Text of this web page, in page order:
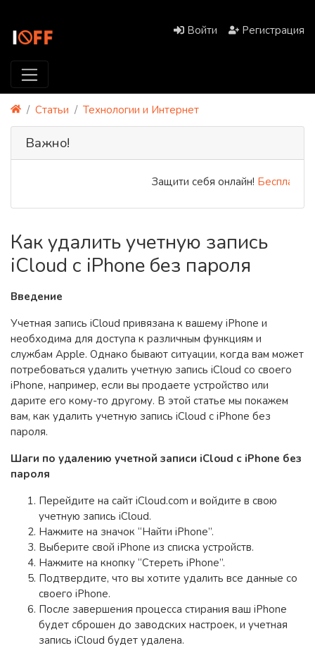
Войти Регистрация
Статьи Технологии и Интернет
Важно!
Защити себя онлайн!Бесплатный
Как удалить учетную запись
iCloud с iPhone без пароля
Введение
Учетная запись iCloud привязана к вашему iPhone и
необходима для доступа к различным функциям и
службам Apple. Однако бывают ситуации, когда вам может
потребоваться удалить учетную запись iCloud со своего
iPhone, например, если вы продаете устройство или
дарите его кому-то другому. В этой статье мы покажем
вам, как удалить учетную запись iCloud с iPhone без
пароля.
Шаги по удалению учетной записи iCloud с iPhone без
пароля
Перейдите на сайт iCloud.com и войдите в свою
учетную запись iCloud.
Нажмите на значок “Найти iPhone”.
Выберите свой iPhone из списка устройств.
Нажмите на кнопку “Стереть iPhone”.
Подтвердите, что вы хотите удалить все данные со
своего iPhone.
После завершения процесса стирания ваш iPhone
будет сброшен до заводских настроек, и учетная
запись iCloud будет удалена.